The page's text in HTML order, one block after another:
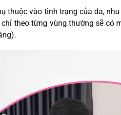
thuộc vào tình trạng của da,
theo từng vùng thường sẽ